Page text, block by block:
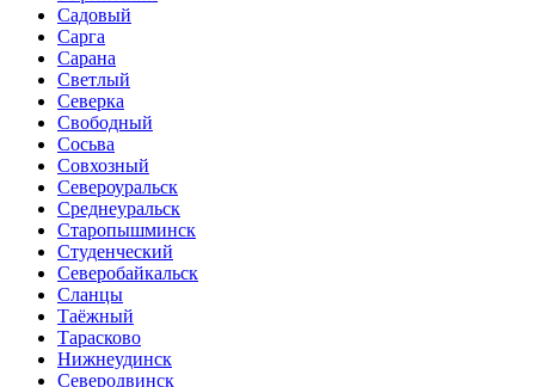
Садовый
Сарга
Сарана
Светлый
Северка
Свободный
Сосьва
Совхозный
Североуральск
Среднеуральск
Старопышминск
Студенческий
Северобайкальск
Сланцы
Таёжный
Тарасково
Нижнеудинск
Северодвинск